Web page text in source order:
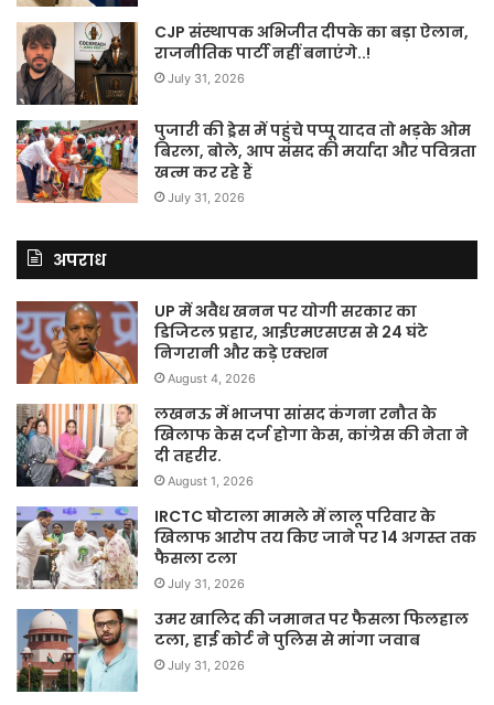
CJP संस्थापक अभिजीत दीपके का बड़ा ऐलान,
राजनीतिक पार्टी नहीं बनाएंगे..!
July 31, 2026
पुजारी की ड्रेस में पहुंचे पप्पू यादव तो भड़के ओम
बिरला, बोले, आप संसद की मर्यादा और पवित्रता
खत्म कर रहे हैं
July 31, 2026
अपराध
UP में अवैध खनन पर योगी सरकार का
डिजिटल प्रहार, आईएमएसएस से 24 घंटे
निगरानी और कड़े एक्शन
August 4, 2026
लखनऊ में भाजपा सांसद कंगना रनौत के
खिलाफ केस दर्ज होगा केस, कांग्रेस की नेता ने
दी तहरीर.
August 1, 2026
IRCTC घोटाला मामले में लालू परिवार के
खिलाफ आरोप तय किए जाने पर 14 अगस्त तक
फैसला टला
July 31, 2026
उमर खालिद की जमानत पर फैसला फिलहाल
टला, हाई कोर्ट ने पुलिस से मांगा जवाब
July 31, 2026